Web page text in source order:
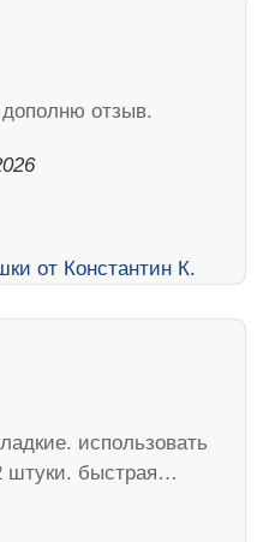
дополню отзыв.
использовать
штуки. быстрая…